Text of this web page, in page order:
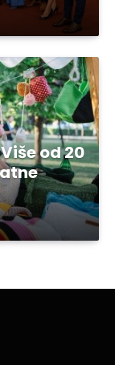
od 20